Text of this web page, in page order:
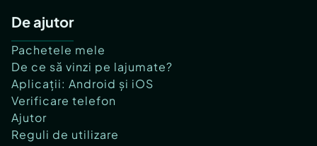
De ajutor
Pachetele mele
De ce să vinzi pe lajumate?
Aplicații: Android și iOS
Verificare telefon
Ajutor
Reguli de utilizare